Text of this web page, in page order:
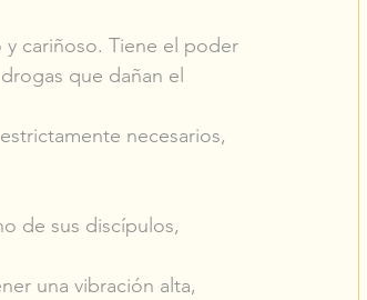
y cariñoso. Tiene el poder
que dañan el
necesarios,
de sus discípulos,
una vibración alta,